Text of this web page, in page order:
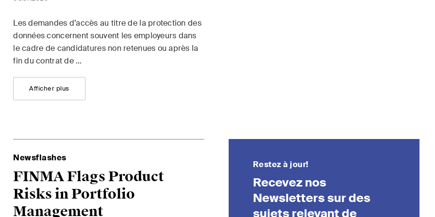
Les demandes d’accès au titre de la protection des
données concernent souvent les employeurs dans
le cadre de candidatures non retenues ou après la
fin du contrat de …
Afficher plus
Newsflashes
FINMA Flags Product
Risks in Portfolio
Management
Restez à jour!
Recevez nos
Newsletters sur des
sujets relevant de
de la concurrence
Droit des sociétés & droit
commercial / Droit des fusions
& acquisitions
réguliers des
suisses et
et des
juridiques
le secteur de la
réguliers sur les
développements clés dans